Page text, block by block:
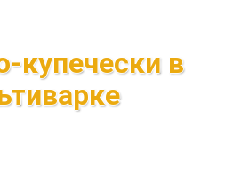
купечески в